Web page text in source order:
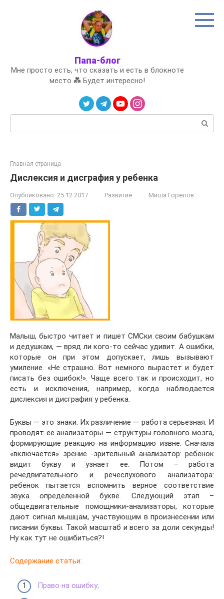
Папа-блог
Мне просто есть, что сказать и есть в блокноте
место 💑 Будет интересно!
Главная страница
Дислексия и дисграфия у ребенка
Опубликовано: 25.12.2017 Развитие Миша Горелов
Малыш, быстро читает и пишет СМСки своим бабушкам
и дедушкам, — вряд ли кого-то сейчас удивит. А ошибки,
которые он при этом допускает, лишь вызывают
умиление. «Не страшно. Вот немного вырастет и будет
писать без ошибок!». Чаще всего так и происходит, но
есть и исключения, например, когда наблюдается
дислексия и дисграфия у ребенка.
Буквы — это знаки. Их различение — работа серьезная. И
проводят ее анализаторы — структуры головного мозга,
формирующие реакцию на информацию извне. Сначала
«включается» зрение -зрительный анализатор: ребенок
видит букву и узнает ее. Потом – работа
речедвигательного и речеслухового анализатора:
ребенок пытается вспомнить верное соответствие
звука определенной букве. Следующий этап –
общедвигательные помощники-анализаторы, которые
дают сигнал мышцам, участвующим в произнесении или
писании буквы. Такой масштаб и всего за доли секунды!
Ну как тут не ошибиться?!
Содержание статьи:
Право на ошибку;